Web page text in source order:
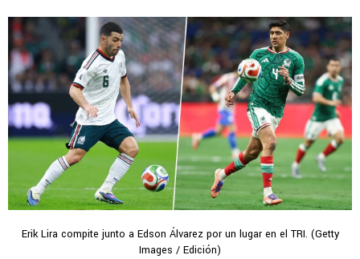
Erik Lira compite junto a Edson Álvarez por un lugar en el TRI. (Getty
Images / Edición)